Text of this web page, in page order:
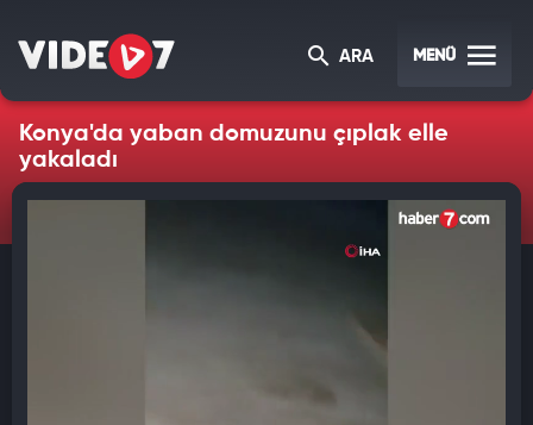
ARA MENÜ
Konya'da yaban domuzunu çıplak elle
yakaladı